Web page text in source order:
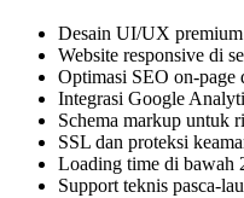
Desain UI/UX premium
Website responsive di
Optimasi SEO on-page
Integrasi Google
Schema markup untuk
SSL dan proteksi
Loading time di bawah
Support teknis pasca-